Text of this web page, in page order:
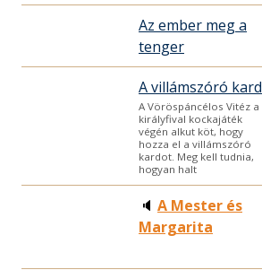
Az ember meg a
tenger
A villámszóró kard
A Vöröspáncélos Vitéz a
királyfival kockajáték
végén alkut köt, hogy
hozza el a villámszóró
kardot. Meg kell tudnia,
hogyan halt
🔈 A Mester és
Margarita